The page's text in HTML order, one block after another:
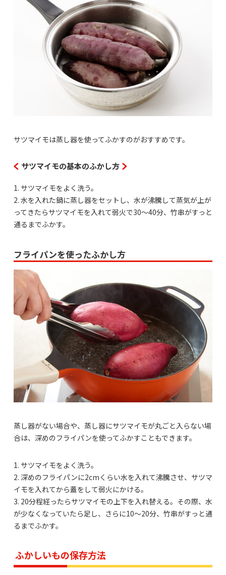
サツマイモは蒸し器を使ってふかすのがおすすめです。
サツマイモの基本のふかし方
1. サツマイモをよく洗う。
2. 水を入れた鍋に蒸し器をセットし、水が沸騰して蒸気が上が
ってきたらサツマイモを入れて弱火で30〜40分、竹串がすっと
通るまでふかす。
フライパンを使ったふかし方
蒸し器がない場合や、蒸し器にサツマイモが丸ごと入らない場
合は、深めのフライパンを使ってふかすこともできます。
1. サツマイモをよく洗う。
2. 深めのフライパンに2cmくらい水を入れて沸騰させ、サツマ
イモを入れてから蓋をして弱火にかける。
3. 20分程経ったらサツマイモの上下を入れ替える。その際、水
が少なくなっていたら足し、さらに10〜20分、竹串がすっと通
るまでふかす。
ふかしいもの保存方法